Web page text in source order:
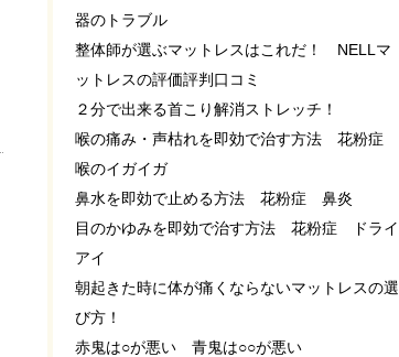
器のトラブル
整体師が選ぶマットレスはこれだ！ NELLマ
ットレスの評価評判口コミ
２分で出来る首こり解消ストレッチ！
喉の痛み・声枯れを即効で治す方法 花粉症
喉のイガイガ
鼻水を即効で止める方法 花粉症 鼻炎
目のかゆみを即効で治す方法 花粉症 ドライ
アイ
朝起きた時に体が痛くならないマットレスの選
び方！
赤鬼は○が悪い 青鬼は○○が悪い